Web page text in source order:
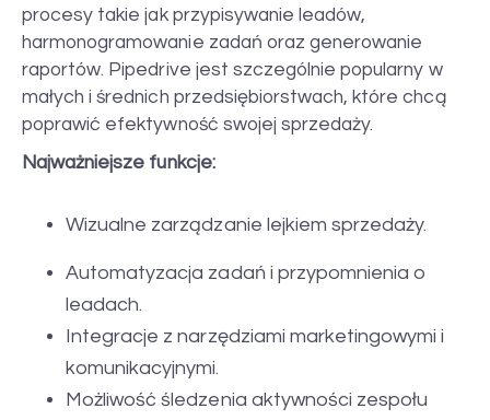
procesy takie jak przypisywanie leadów,
harmonogramowanie zadań oraz generowanie
raportów. Pipedrive jest szczególnie popularny w
małych i średnich przedsiębiorstwach, które chcą
poprawić efektywność swojej sprzedaży.
Najważniejsze funkcje:
Wizualne zarządzanie lejkiem sprzedaży.
Automatyzacja zadań i przypomnienia o
leadach.
Integracje z narzędziami marketingowymi i
komunikacyjnymi.
Możliwość śledzenia aktywności zespołu